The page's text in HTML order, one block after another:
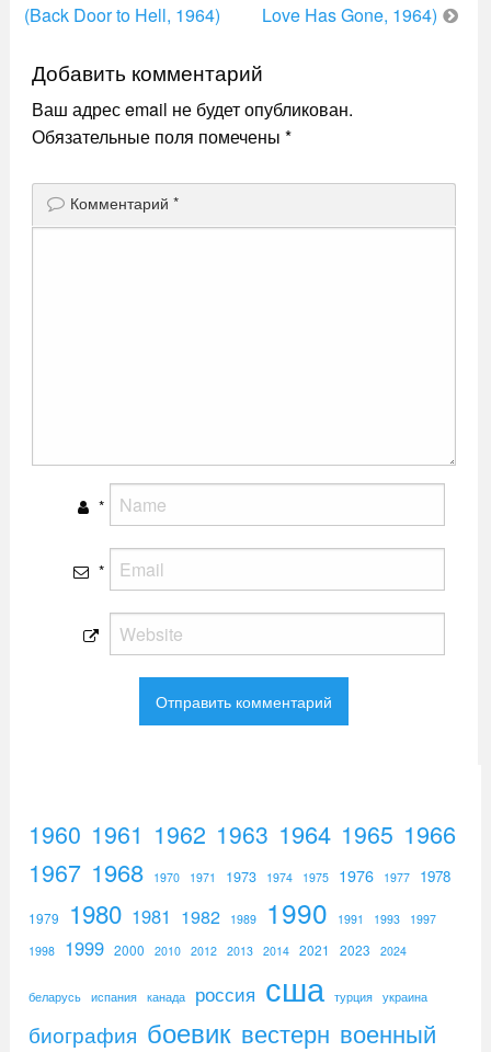
по
(Back Door to Hell, 1964)
Love Has Gone, 1964)
Добавить комментарий
Ваш адрес email не будет опубликован.
Обязательные поля помечены *
Комментарий *
*
*
1960 1961 1962 1963 1964 1965 1966
1967 1968 1970 1971 1973 1974 1975 1976 1977 1978
1979 1980 1981 1982 1989 1990 1991 1993
1997
1998
1999 2000 2010 2012 2013 2014 2021 2023 2024
беларусь испания канада россия сша турция украина
биография боевик вестерн военный